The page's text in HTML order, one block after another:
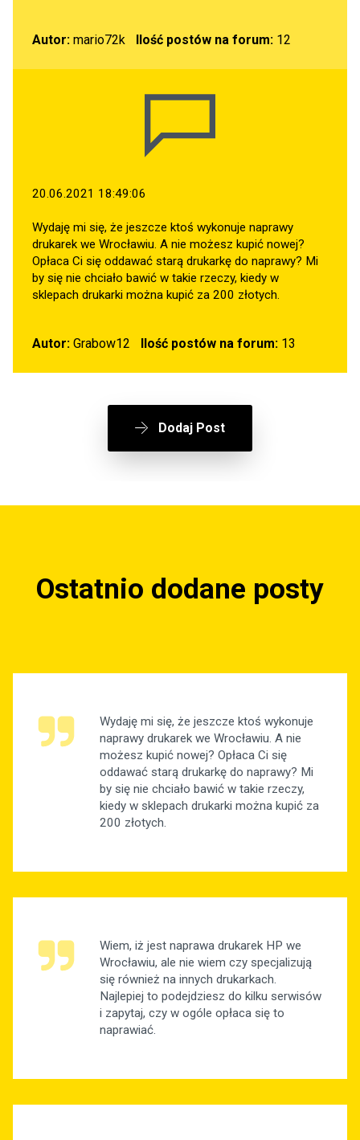
Autor: mario72k Ilość postów na forum:12
20.06.2021 18:49:06
Wydaję mi się, że jeszcze ktoś wykonuje naprawy
drukarek we Wrocławiu. A nie możesz kupić nowej?
Opłaca Ci się oddawać starą drukarkę do naprawy? Mi
by się nie chciało bawić w takie rzeczy, kiedy w
sklepach drukarki można kupić za 200 złotych.
Autor: Grabow12 Ilość postów na forum:13
Dodaj Post
Ostatnio dodane posty
Wydaję mi się, że jeszcze ktoś wykonuje
naprawy drukarek we Wrocławiu. A nie
możesz kupić nowej? Opłaca Ci się
oddawać starą drukarkę do naprawy? Mi
by się nie chciało bawić w takie rzeczy,
kiedy w sklepach drukarki można kupić za
200 złotych.
Wiem, iż jest naprawa drukarek HP we
Wrocławiu, ale nie wiem czy specjalizują
się również na innych drukarkach.
Najlepiej to podejdziesz do kilku serwisów
i zapytaj, czy w ogóle opłaca się to
naprawiać.